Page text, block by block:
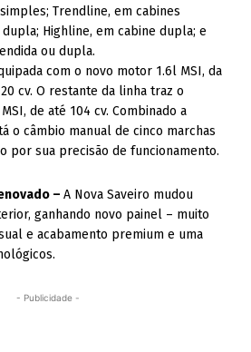
Trendline, em cabines
Highline, em cabine dupla; e
ou dupla.
com o novo motor 1.6l MSI, da
cv. O restante da linha traz o
de até 104 cv. Combinado a
o câmbio manual de cinco marchas
por sua precisão de funcionamento.
–A Nova Saveiro mudou
ganhando novo painel – muito
e acabamento premium e uma
- Publicidade -